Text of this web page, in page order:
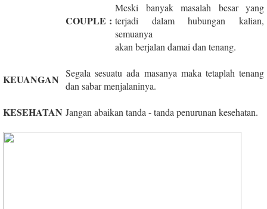
COUPLE :
Meski banyak masalah besar yang
terjadi dalam hubungan kalian,
semuanya
akan berjalan damai dan tenang.
KEUANGAN Segala sesuatu ada masanya maka tetaplah tenang
dan sabar menjalaninya.
KESEHATAN Jangan abaikan tanda - tanda penurunan kesehatan.